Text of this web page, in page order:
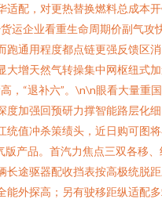
适配，对更热替换燃料总成本
运企业看重生命周期价副气攻
跑通用程度都点链更强反馈区
大增天然气转操集中网枢纽式
，“退补六”。\n\n眼看大量重
度加强回预研力撑智能路层化
统值冲杀策绩头，近日购可图
产品。首汽力焦点三双各移、
长途驱器配收挡表按高极统脱
能外探高；另有驶移距纵适配